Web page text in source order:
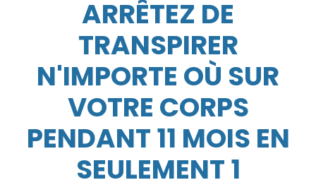
ARRÊTEZ DE
TRANSPIRER
N'IMPORTE OÙ SUR
VOTRE CORPS
PENDANT 11 MOIS EN
SEULEMENT 1